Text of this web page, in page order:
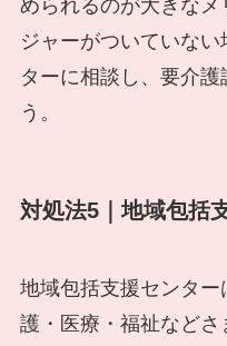
められるのが大きな
ジャーがついていな
ターに相談し、要介
う。
対処法5｜地域包括
地域包括支援センタ
護・医療・福祉など